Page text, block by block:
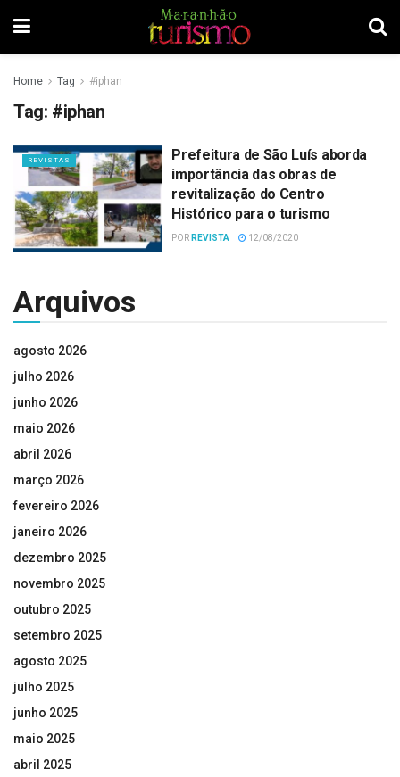
Home Tag #iphan
Tag: #iphan
REVISTAS
Prefeitura de São Luís aborda
importância das obras de
revitalização do Centro
Histórico para o turismo
POR REVISTA 12/08/2020
Arquivos
agosto 2026
julho 2026
junho 2026
maio 2026
abril 2026
março 2026
fevereiro 2026
janeiro 2026
dezembro 2025
novembro 2025
outubro 2025
setembro 2025
agosto 2025
julho 2025
junho 2025
maio 2025
abril 2025